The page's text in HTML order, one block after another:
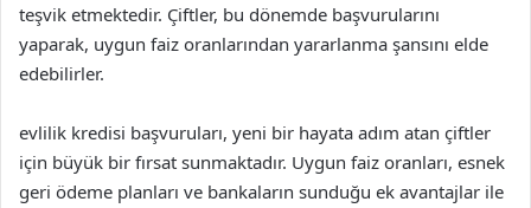
teşvik etmektedir. Çiftler, bu dönemde başvurularını
yaparak, uygun faiz oranlarından yararlanma şansını elde
edebilirler.
evlilik kredisi başvuruları, yeni bir hayata adım atan çiftler
için büyük bir fırsat sunmaktadır. Uygun faiz oranları, esnek
geri ödeme planları ve bankaların sunduğu ek avantajlar ile